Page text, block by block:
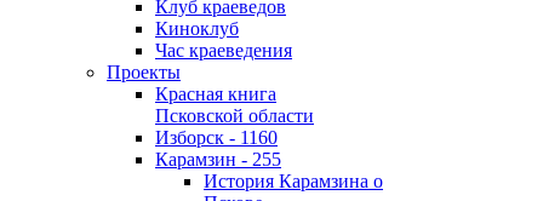
Клуб краеведов
Киноклуб
Час краеведения
Проекты
Красная книга
Псковской области
Изборск - 1160
Карамзин - 255
История Карамзина о